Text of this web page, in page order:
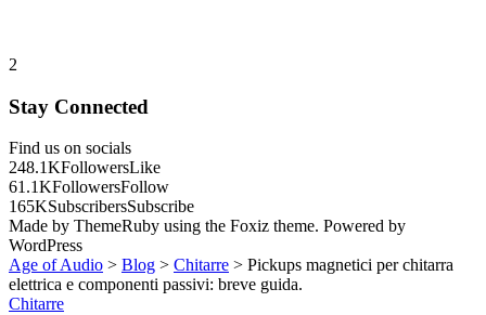
2
Stay Connected
Find us on socials
248.1KFollowersLike
61.1KFollowersFollow
165KSubscribersSubscribe
Made by ThemeRuby using the Foxiz theme. Powered by
WordPress
Age of Audio > Blog > Chitarre > Pickups magnetici per chitarra
elettrica e componenti passivi: breve guida.
Chitarre